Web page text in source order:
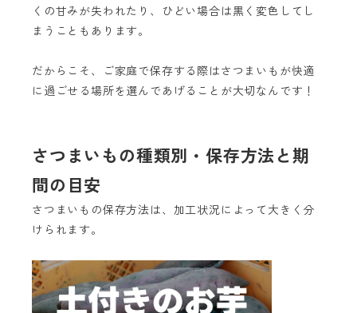
くの甘みが失われたり、ひどい場合は黒く変色してし
まうこともあります。
だからこそ、ご家庭で保存する際はさつまいもが快適
に過ごせる場所を選んであげることが大切なんです！
さつまいもの種類別・保存方法と期
間の目安
さつまいもの保存方法は、加工状況によって大きく分
けられます。